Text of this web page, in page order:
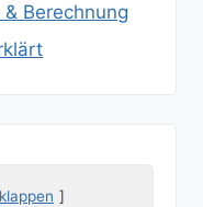
Berechnung